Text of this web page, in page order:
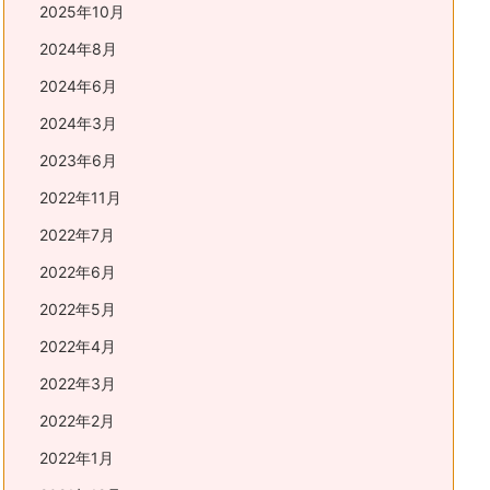
2025年10月
2024年8月
2024年6月
2024年3月
2023年6月
2022年11月
2022年7月
2022年6月
2022年5月
2022年4月
2022年3月
2022年2月
2022年1月